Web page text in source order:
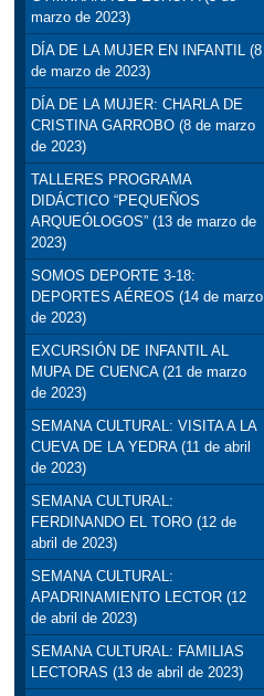
marzo de 2023)
DÍA DE LA MUJER EN INFANTIL (8
de marzo de 2023)
DÍA DE LA MUJER: CHARLA DE
CRISTINA GARROBO (8 de marzo
de 2023)
TALLERES PROGRAMA
DIDÁCTICO “PEQUEÑOS
ARQUEÓLOGOS” (13 de marzo de
2023)
SOMOS DEPORTE 3-18:
DEPORTES AÉREOS (14 de marzo
de 2023)
EXCURSIÓN DE INFANTIL AL
MUPA DE CUENCA (21 de marzo
de 2023)
SEMANA CULTURAL: VISITA A LA
CUEVA DE LA YEDRA (11 de abril
de 2023)
SEMANA CULTURAL:
FERDINANDO EL TORO (12 de
abril de 2023)
SEMANA CULTURAL:
APADRINAMIENTO LECTOR (12
de abril de 2023)
SEMANA CULTURAL: FAMILIAS
LECTORAS (13 de abril de 2023)